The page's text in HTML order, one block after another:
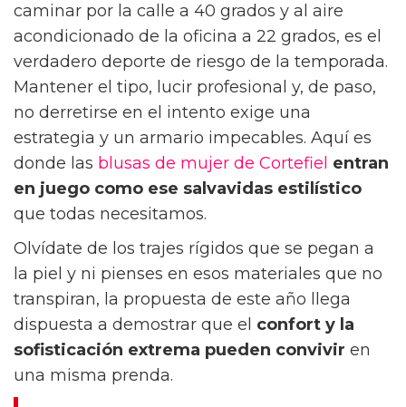
caminar por la calle a 40 grados y al aire
acondicionado de la oficina a 22 grados, es el
verdadero deporte de riesgo de la temporada.
Mantener el tipo, lucir profesional y, de paso,
no derretirse en el intento exige una
estrategia y un armario impecables. Aquí es
donde las blusas de mujer de Cortefiel entran
en juego como ese salvavidas estilístico
que todas necesitamos.
Olvídate de los trajes rígidos que se pegan a
la piel y ni pienses en esos materiales que no
transpiran, la propuesta de este año llega
dispuesta a demostrar que el confort y la
sofisticación extrema pueden convivir en
una misma prenda.